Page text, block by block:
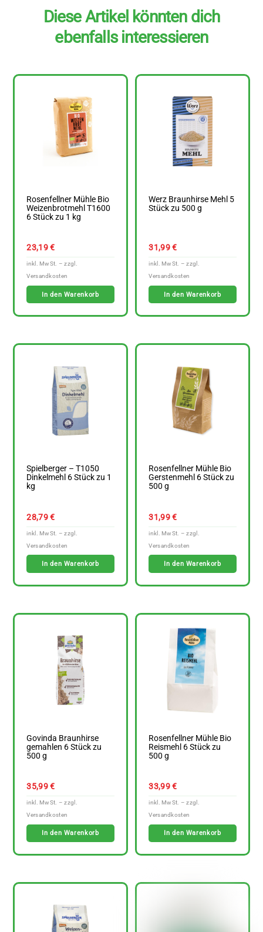
Diese Artikel könnten dich
ebenfalls interessieren
Rosenfellner Mühle Bio
Weizenbrotmehl T1600
6 Stück zu 1 kg
23,19€
In den Warenkorb
Werz Braunhirse Mehl 5
Stück zu 500 g
31,99€
In den Warenkorb
Spielberger – T1050
Dinkelmehl 6 Stück zu 1
kg
28,79€
In den Warenkorb
Rosenfellner Mühle Bio
Gerstenmehl 6 Stück zu
500 g
31,99€
In den Warenkorb
Govinda Braunhirse
gemahlen 6 Stück zu
500 g
35,99€
In den Warenkorb
Rosenfellner Mühle Bio
Reismehl 6 Stück zu
500 g
33,99€
In den Warenkorb